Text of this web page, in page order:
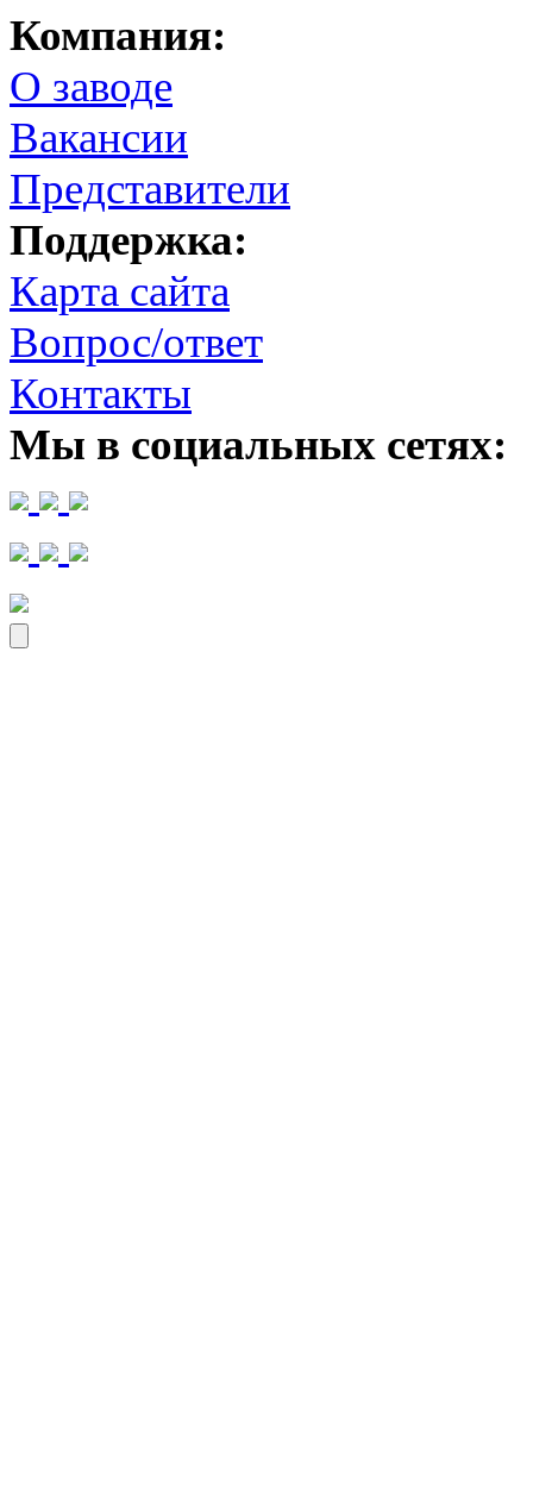
Компания:
О заводе
Вакансии
Представители
Поддержка:
Карта сайта
Вопрос/ответ
Контакты
Мы в социальных сетях: